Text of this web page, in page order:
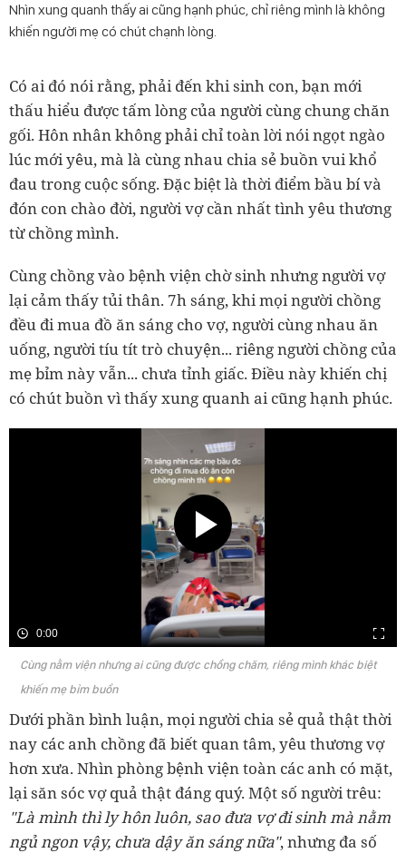
Nhìn xung quanh thấy ai cũng hạnh phúc, chỉ riêng mình là không
khiến người mẹ có chút chạnh lòng.
Có ai đó nói rằng, phải đến khi sinh con, bạn mới
thấu hiểu được tấm lòng của người cùng chung chăn
gối. Hôn nhân không phải chỉ toàn lời nói ngọt ngào
lúc mới yêu, mà là cùng nhau chia sẻ buồn vui khổ
đau trong cuộc sống. Đặc biệt là thời điểm bầu bí và
đón con chào đời, người vợ cần nhất tình yêu thương
từ chồng mình.
Cùng chồng vào bệnh viện chờ sinh nhưng người vợ
lại cảm thấy tủi thân. 7h sáng, khi mọi người chồng
đều đi mua đồ ăn sáng cho vợ, người cùng nhau ăn
uống, người tíu tít trò chuyện... riêng người chồng của
mẹ bỉm này vẫn... chưa tỉnh giấc. Điều này khiến chị
có chút buồn vì thấy xung quanh ai cũng hạnh phúc.
0:00
Cùng nằm viện nhưng ai cũng được chồng chăm, riêng mình khác biệt
khiến mẹ bỉm buồn
Dưới phần bình luận, mọi người chia sẻ quả thật thời
nay các anh chồng đã biết quan tâm, yêu thương vợ
hơn xưa. Nhìn phòng bệnh viện toàn các anh có mặt,
lại săn sóc vợ quả thật đáng quý. Một số người trêu:
"Là mình thì ly hôn luôn, sao đưa vợ đi sinh mà nằm
ngủ ngon vậy, chưa dậy ăn sáng nữa", nhưng đa số